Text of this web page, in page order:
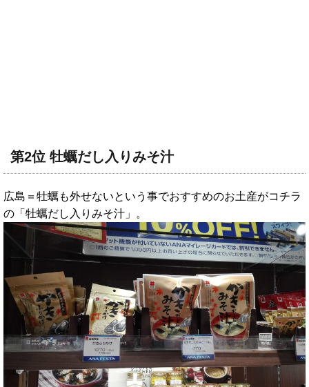
第2位 牡蠣だし入りみそ汁
広島＝牡蠣も外せないという事でおすすめのお土産がコチラ
の「牡蠣だし入りみそ汁」。